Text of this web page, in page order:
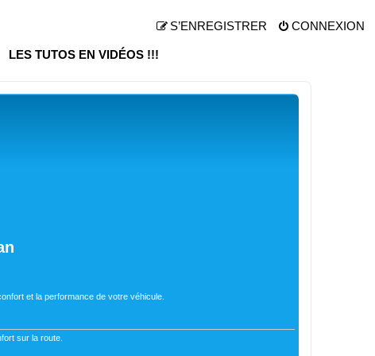
CONNEXION
S’ENREGISTRER
LES TUTOS EN VIDÉOS !!!
et la performance de votre véhicule.
sur la route.